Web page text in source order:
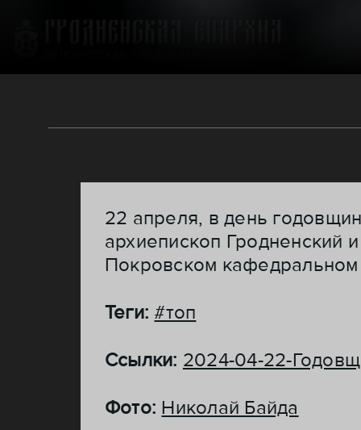
22 апреля, в день
архиепископ Гродненский
Покровском
Теги:#топ
Ссылки: 2024-04-22-
Фото: Николай Байда